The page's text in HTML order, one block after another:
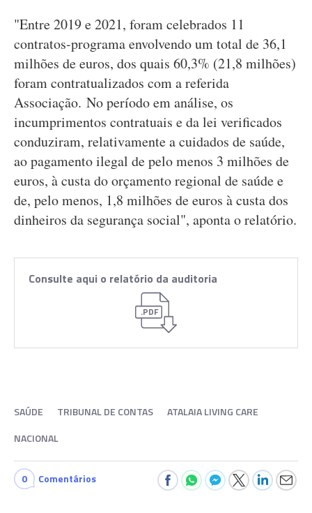
"Entre 2019 e 2021, foram celebrados 11
contratos-programa envolvendo um total de 36,1
milhões de euros, dos quais 60,3% (21,8 milhões)
foram contratualizados com a referida
Associação. No período em análise, os
incumprimentos contratuais e da lei verificados
conduziram, relativamente a cuidados de saúde,
ao pagamento ilegal de pelo menos 3 milhões de
euros, à custa do orçamento regional de saúde e
de, pelo menos, 1,8 milhões de euros à custa dos
dinheiros da segurança social", aponta o relatório.
.PDF
Consulte aqui o relatório da auditoria
SAÚDE TRIBUNAL DE CONTAS
ATALAIA LIVING CARE
NACIONAL
0 Comentários